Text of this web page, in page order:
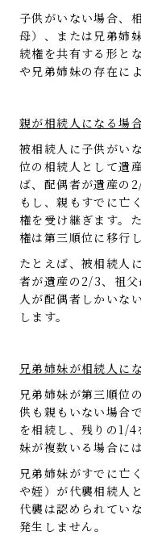
子供がいない場合、
母）、または兄弟姉
続権を共有する形と
や兄弟姉妹の存在に
親が相続人になる場
被相続人に子供がい
位の相続人として遺
ば、配偶者が遺産の
もし、親もすでに亡
権を受け継ぎます。
権は第三順位に移行し
たとえば、被相続人
者が遺産の2/3、祖
人が配偶者しかいな
します。
兄弟姉妹が相続人に
兄弟姉妹が第三順位
供も親もいない場合
を相続し、残りの1/
妹が複数いる場合に
兄弟姉妹がすでに亡
や姪）が代襲相続人
代襲は認められてい
発生しません。